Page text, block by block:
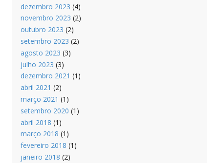
dezembro 2023 (4)
novembro 2023 (2)
outubro 2023 (2)
setembro 2023 (2)
agosto 2023 (3)
julho 2023 (3)
dezembro 2021 (1)
abril 2021 (2)
março 2021 (1)
setembro 2020 (1)
abril 2018 (1)
março 2018 (1)
fevereiro 2018 (1)
janeiro 2018 (2)